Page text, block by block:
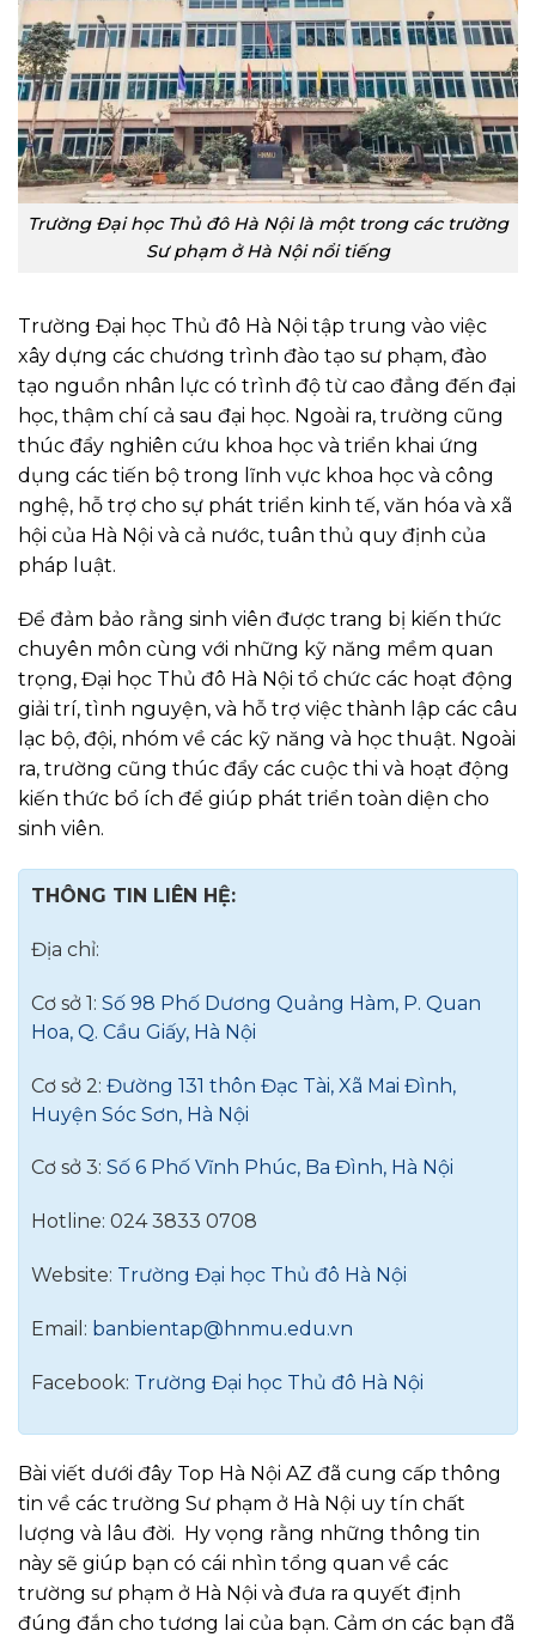
Trường Đại học Thủ đô Hà Nội là một trong các trường
Sư phạm ở Hà Nội nổi tiếng
Trường Đại học Thủ đô Hà Nội tập trung vào việc
xây dựng các chương trình đào tạo sư phạm, đào
tạo nguồn nhân lực có trình độ từ cao đẳng đến đại
học, thậm chí cả sau đại học. Ngoài ra, trường cũng
thúc đẩy nghiên cứu khoa học và triển khai ứng
dụng các tiến bộ trong lĩnh vực khoa học và công
nghệ, hỗ trợ cho sự phát triển kinh tế, văn hóa và xã
hội của Hà Nội và cả nước, tuân thủ quy định của
pháp luật.
Để đảm bảo rằng sinh viên được trang bị kiến thức
chuyên môn cùng với những kỹ năng mềm quan
trọng, Đại học Thủ đô Hà Nội tổ chức các hoạt động
giải trí, tình nguyện, và hỗ trợ việc thành lập các câu
lạc bộ, đội, nhóm về các kỹ năng và học thuật. Ngoài
ra, trường cũng thúc đẩy các cuộc thi và hoạt động
kiến thức bổ ích để giúp phát triển toàn diện cho
sinh viên.
THÔNG TIN LIÊN HỆ:
Địa chỉ:
Cơ sở 1: Số 98 Phố Dương Quảng Hàm, P. Quan
Hoa, Q. Cầu Giấy, Hà Nội
Cơ sở 2: Đường 131 thôn Đạc Tài, Xã Mai Đình,
Huyện Sóc Sơn, Hà Nội
Cơ sở 3: Số 6 Phố Vĩnh Phúc, Ba Đình, Hà Nội
Hotline: 024 3833 0708
Website: Trường Đại học Thủ đô Hà Nội
Email: banbientap@hnmu.edu.vn
Facebook: Trường Đại học Thủ đô Hà Nội
Bài viết dưới đây Top Hà Nội AZ đã cung cấp thông
tin về các trường Sư phạm ở Hà Nội uy tín chất
lượng và lâu đời. Hy vọng rằng những thông tin
này sẽ giúp bạn có cái nhìn tổng quan về các
trường sư phạm ở Hà Nội và đưa ra quyết định
đúng đắn cho tương lai của bạn. Cảm ơn các bạn đã